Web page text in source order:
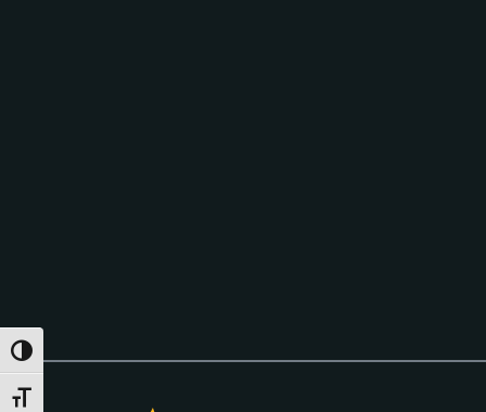
Passer en contraste élevé
Changer la taille de la police